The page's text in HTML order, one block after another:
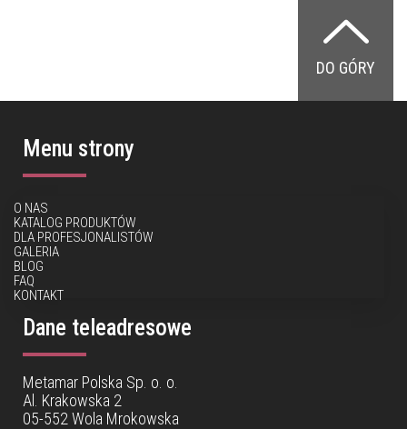
DO GÓRY
Menu strony
O NAS
KATALOG PRODUKTÓW
DLA PROFESJONALISTÓW
GALERIA
BLOG
FAQ
KONTAKT
Dane teleadresowe
Metamar Polska Sp. o. o.
Al. Krakowska 2
05-552 Wola Mrokowska